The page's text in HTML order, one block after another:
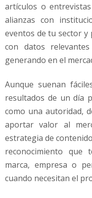
artículos o
alianzas con
eventos de tu sector
con datos
generando en el
Aunque suenan
resultados de un día
como una autoridad,
aportar valor al
estrategia de
reconocimiento que
marca, empresa o
cuando necesitan el